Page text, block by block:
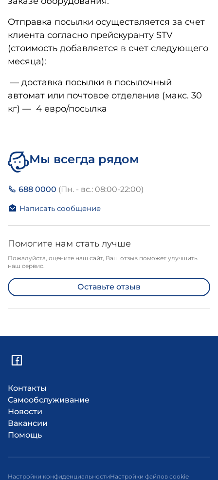
Отправка посылки осуществляется за счет
клиента согласно прейскуранту STV
(стоимость добавляется в счет следующего
месяца):
— доставка посылки в посылочный
автомат или почтовое отделение (макс. 30
кг) — 4 евро/посылка
Мы всегда рядом
688 0000 (Пн. - вс.: 08:00-22:00)
Написать сообщение
Помогите нам стать лучше
Пожалуйста, оцените наш сайт, Ваш отзыв поможет улучшить
наш сервис.
Оставьте отзыв
Контакты
Самообслуживание
Новости
Вакансии
Помощь
Настройки конфиденциальностиНастройки файлов cookie